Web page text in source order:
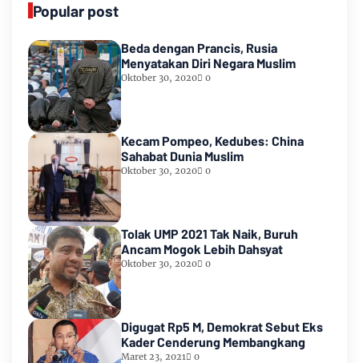
Popular post
Beda dengan Prancis, Rusia
Menyatakan Diri Negara Muslim
Oktober 30, 2020 0
Kecam Pompeo, Kedubes: China
Sahabat Dunia Muslim
Oktober 30, 2020 0
Tolak UMP 2021 Tak Naik, Buruh
Ancam Mogok Lebih Dahsyat
Oktober 30, 2020 0
Digugat Rp5 M, Demokrat Sebut Eks
Kader Cenderung Membangkang
Maret 23, 2021 0